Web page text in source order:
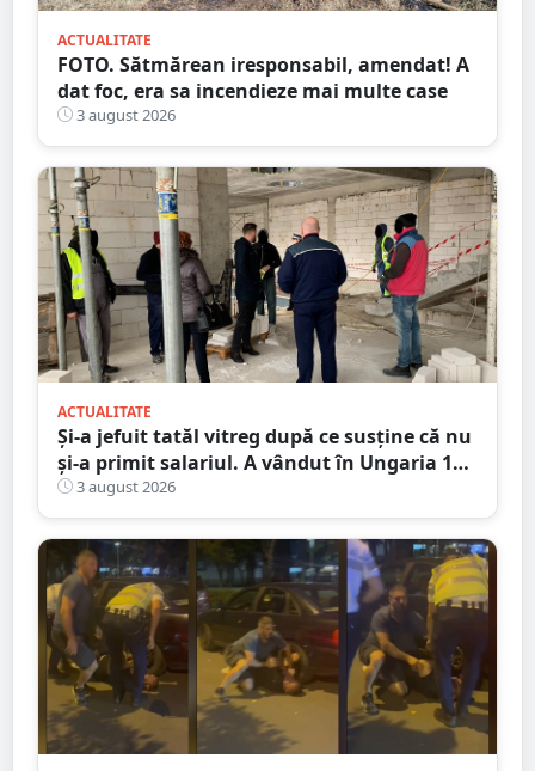
ACTUALITATE
FOTO. Sătmărean iresponsabil, amendat! A
dat foc, era sa incendieze mai multe case
3 august 2026
ACTUALITATE
Și-a jefuit tatăl vitreg după ce susține că nu
și-a primit salariul. A vândut în Ungaria 120
de role de vată și gresie de 7.000 de euro
3 august 2026